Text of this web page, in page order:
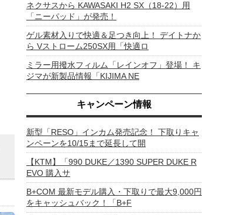
ネクサスから KAWASAKI H2 SX（18-22）用
「ニーパッド」が発売！
ゲル素材入りで快適＆足つき向上！ デイトナか
ら Vストローム250SX用「快適ロ
ミラー用撥水フィルム「レインオフ」登場！ キ
ジマが新製品情報「KIJIMA NE
キャンペーン情報
新型「RESO」インカム発売記念！ 下取りキャ
ンペーンを10/15まで延長して開
【KTM】「990 DUKE／1390 SUPER DUKE R
EVO 購入サ
B+COM 最新モデル購入・下取りで最大9,000円
をキャッシュバック！「B+F